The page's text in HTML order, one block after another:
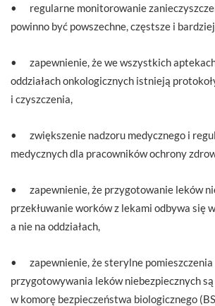
• regularne monitorowanie
powinno być powszechne, częstsze i
• zapewnienie, że we wszystkich
oddziałach onkologicznych istnieją
i czyszczenia,
• zwiększenie nadzoru medycznego i
medycznych dla pracowników ochrony
• zapewnienie, że przygotowanie leków
przekłuwanie worków z lekami odbywa się
a nie na oddziałach,
• zapewnienie, że sterylne pomieszczenia
przygotowywania leków niebezpiecznych
w komorę bezpieczeństwa biologicznego